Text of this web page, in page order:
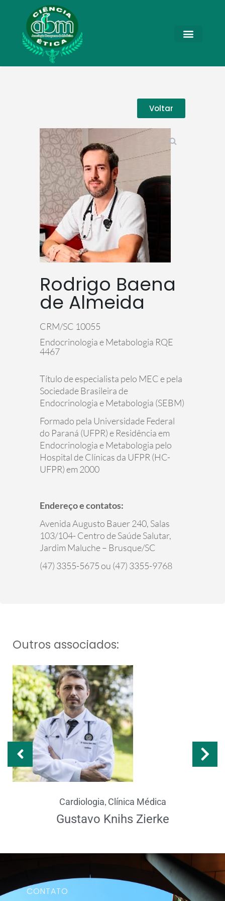
Voltar
Rodrigo Baena
de Almeida
CRM/SC 10055
Endocrinologia e Metabologia RQE
4467
Título de especialista pelo MEC e pela
Sociedade Brasileira de
Endocrinologia e Metabologia (SEBM)
Formado pela Universidade Federal
do Paraná (UFPR) e Residência em
Endocrinologia e Metabologia pelo
Hospital de Clínicas da UFPR (HC-
UFPR) em 2000
Endereço e contatos:
Avenida Augusto Bauer 240, Salas
103/104- Centro de Saúde Salutar,
Jardim Maluche – Brusque/SC
(47) 3355-5675 ou (47) 3355-9768
Outros associados:
Cardiologia, Clínica Médica
Gustavo Knihs Zierke
CONTATO